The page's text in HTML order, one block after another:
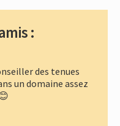
:
des tenues
un domaine assez